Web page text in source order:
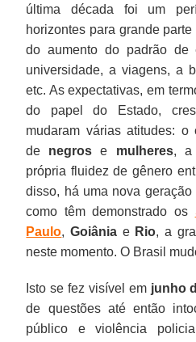
última década foi um
horizontes para grande
do aumento do padrão de
universidade, a viagens, a
etc. As expectativas, em
do papel do Estado,
mudaram várias atitudes: o
de negros e mulheres, a
própria fluidez de gênero
disso, há uma nova
como têm demonstrado os
Paulo,Goiânia e Rio, a
neste momento. O Brasil
Isto se fez visível em junho
de questões até então
público e violência